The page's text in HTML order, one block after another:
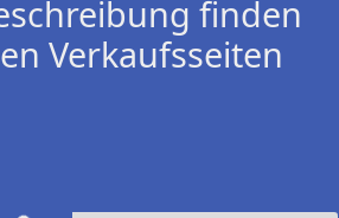
finden
Verkaufsseiten